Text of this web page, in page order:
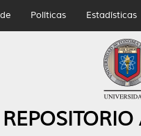
Políticas Estadísticas